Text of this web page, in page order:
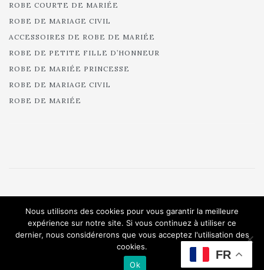
ROBE COURTE DE MARIÉE
ROBE DE MARIAGE CIVIL
ACCESSOIRES DE ROBE DE MARIÉE
ROBE DE PETITE FILLE D’HONNEUR
ROBE DE MARIÉE PRINCESSE
ROBE DE MARIAGE CIVIL
ROBE DE MARIÉE
All rights reserved.
FR
Nous utilisons des cookies pour vous garantir la meilleure
expérience sur notre site. Si vous continuez à utiliser ce
dernier, nous considérerons que vous acceptez l'utilisation des
cookies.
Ok